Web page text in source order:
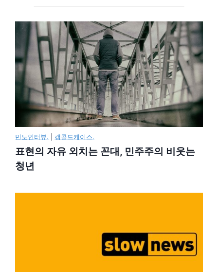
민노인터뷰. 캡콜드케이스.
표현의 자유 외치는 꼰대, 민주주의 비웃는
청년